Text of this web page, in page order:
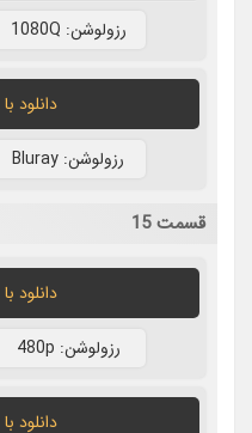
رزولوشن: 1080Q
دانلود
رزولوشن: Bluray
قسمت 15
دانلود
رزولوشن: 480p
دانلود